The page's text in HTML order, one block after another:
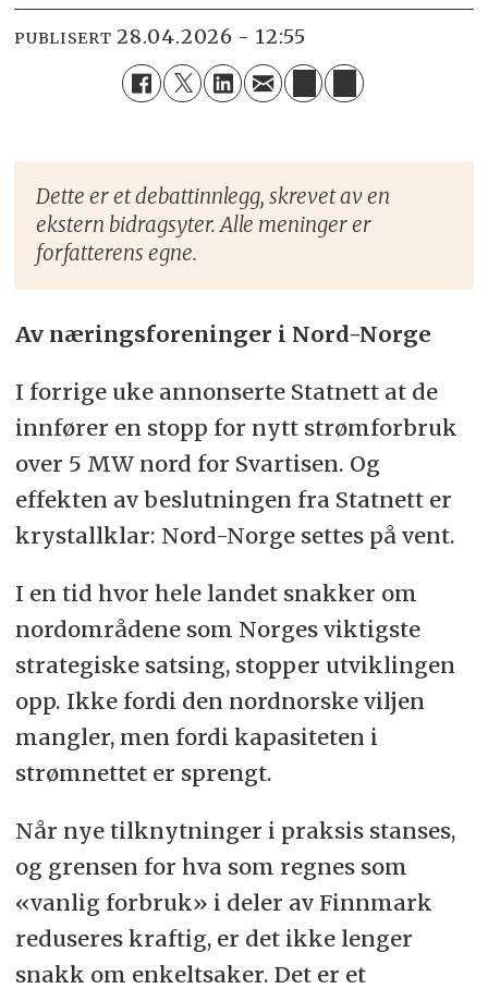
PUBLISERT 28.04.2026 - 12:55
Dette er et debattinnlegg, skrevet av en
ekstern bidragsyter. Alle meninger er
forfatterens egne.
Av næringsforeninger i Nord-Norge
I forrige uke annonserte Statnett at de
innfører en stopp for nytt strømforbruk
over 5 MW nord for Svartisen. Og
effekten av beslutningen fra Statnett er
krystallklar: Nord-Norge settes på vent.
I en tid hvor hele landet snakker om
nordområdene som Norges viktigste
strategiske satsing, stopper utviklingen
opp. Ikke fordi den nordnorske viljen
mangler, men fordi kapasiteten i
strømnettet er sprengt.
Når nye tilknytninger i praksis stanses,
og grensen for hva som regnes som
«vanlig forbruk» i deler av Finnmark
reduseres kraftig, er det ikke lenger
snakk om enkeltsaker. Det er et